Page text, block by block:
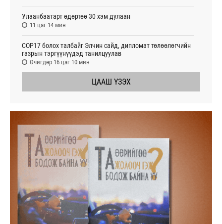
Улаанбаатарт өдөртөө 30 хэм дулаан
11 цаг 14 мин
СОР17 болох талбайг Элчин сайд, дипломат төлөөлөгчийн
газрын тэргүүнүүдэд танилцуулав
Өчигдөр 16 цаг 10 мин
ЦААШ ҮЗЭХ